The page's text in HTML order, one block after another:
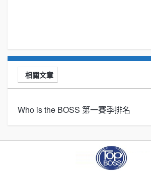
相關文章
Who is the BOSS 第一賽季排名